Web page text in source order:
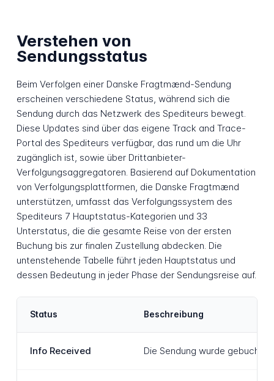
Verstehen von
Sendungsstatus
Beim Verfolgen einer Danske Fragtmænd-Sendung
erscheinen verschiedene Status, während sich die
Sendung durch das Netzwerk des Spediteurs bewegt.
Diese Updates sind über das eigene Track and Trace-
Portal des Spediteurs verfügbar, das rund um die Uhr
zugänglich ist, sowie über Drittanbieter-
Verfolgungsaggregatoren. Basierend auf Dokumentation
von Verfolgungsplattformen, die Danske Fragtmænd
unterstützen, umfasst das Verfolgungssystem des
Spediteurs 7 Hauptstatus-Kategorien und 33
Unterstatus, die die gesamte Reise von der ersten
Buchung bis zur finalen Zustellung abdecken. Die
untenstehende Tabelle führt jeden Hauptstatus und
dessen Bedeutung in jeder Phase der Sendungsreise auf.
Status Beschreibung
Info Received Die Sendung wurde gebucht